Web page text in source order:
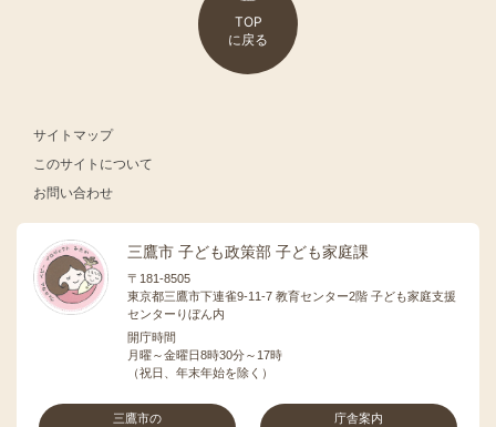
TOP
に戻る
サイトマップ
このサイトについて
お問い合わせ
三鷹市 子ども政策部 子ども家庭課
〒181-8505
東京都三鷹市下連雀9-11-7 教育センター2階 子ども家庭支援
センターりぼん内
開庁時間
月曜～金曜日8時30分～17時
（祝日、年末年始を除く）
三鷹市の 庁舎案内